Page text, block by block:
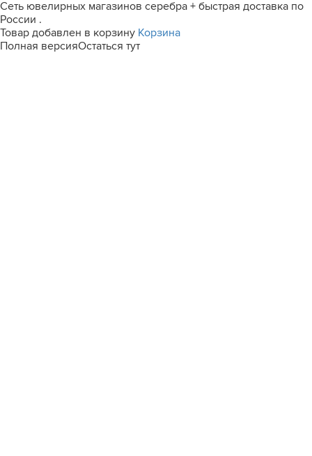
Сеть ювелирных магазинов серебра + быстрая доставка по
России .
Товар добавлен в корзину Корзина
Полная версияОстаться тут